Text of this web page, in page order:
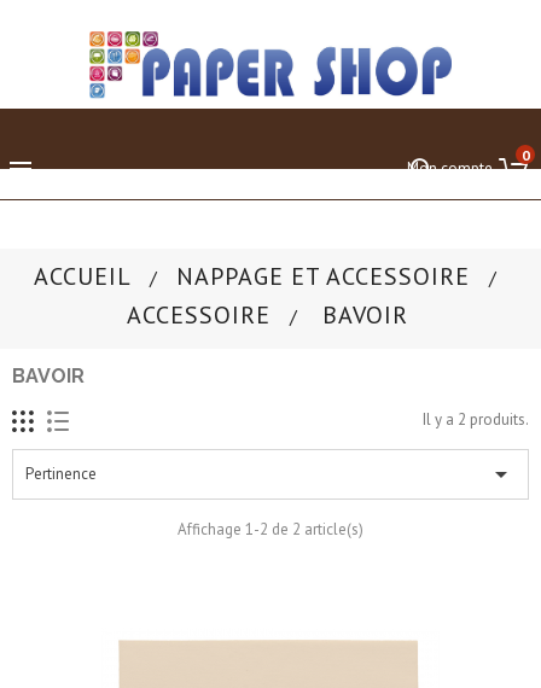
 0
Mon compte
ACCUEIL
NAPPAGE ET ACCESSOIRE
ACCESSOIRE
BAVOIR
BAVOIR
Il y a 2 produits.
Pertinence 
Affichage 1-2 de 2 article(s)